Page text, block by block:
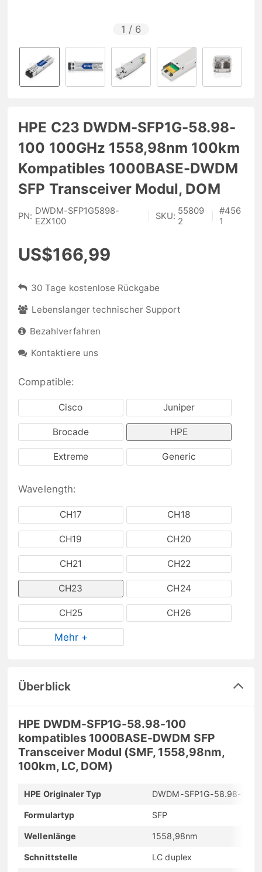
1 / 6
HPE C23 DWDM-SFP1G-58.98-
100 100GHz 1558,98nm 100km
Kompatibles 1000BASE-DWDM
SFP Transceiver Modul, DOM
PN: DWDM-SFP1G5898-
EZX100
SKU: 55809
2
#456
1
US$166,99
30 Tage kostenlose Rückgabe
Lebenslanger technischer Support
Bezahlverfahren
Kontaktiere uns
Compatible:
Cisco Juniper
Brocade HPE
Extreme Generic
Wavelength:
CH17 CH18
CH19 CH20
CH21 CH22
CH23 CH24
CH25 CH26
Mehr +
Überblick
HPE DWDM-SFP1G-58.98-100
kompatibles 1000BASE-DWDM SFP
Transceiver Modul (SMF, 1558,98nm,
100km, LC, DOM)
HPE Originaler Typ DWDM-SFP1G-58.98-100
Formulartyp SFP
Wellenlänge 1558,98nm
Schnittstelle LC duplex